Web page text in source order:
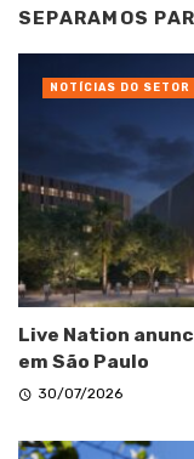
SEPARAMOS
Live Nation
em São Paulo
30/07/2026
NOTÍCIAS DO SETOR